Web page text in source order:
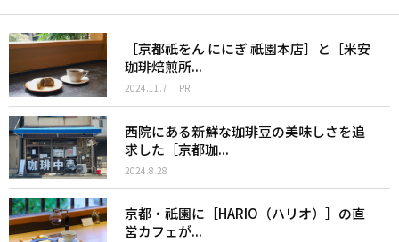
［京都祇をん ににぎ 祇園本店］と［米安
珈琲焙煎所...
2024.11.7 PR
西院にある新鮮な珈琲豆の美味しさを追
求した［京都珈...
2024.8.28
京都・祇園に［HARIO（ハリオ）］の直
営カフェが...